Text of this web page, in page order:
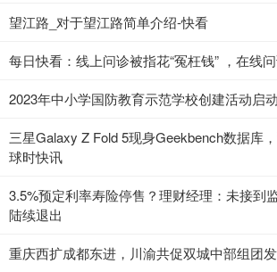
望江路_对于望江路简单介绍-快看
每日快看：线上问诊被指花“冤枉钱” ，在线
2023年中小学国防教育示范学校创建活动启
三星Galaxy Z Fold 5现身Geekbench数据库
球时快讯
3.5%预定利率寿险停售？理财经理：未接到
陆续退出
重庆西扩成都东进，川渝共促双城中部组团